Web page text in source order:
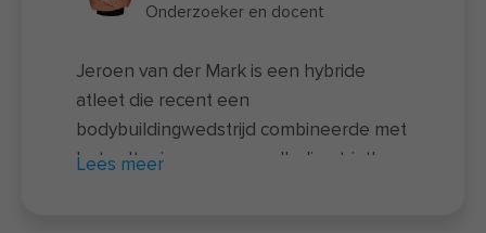
Onderzoeker en docent
Jeroen van der Mark is een hybride
atleet die recent een
bodybuildingwedstrijd combineerde met
het voltooien van een volledige triatlon
Lees meer